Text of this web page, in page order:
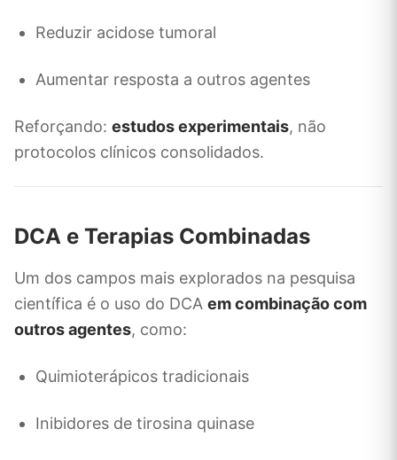
Reduzir acidose tumoral
Aumentar resposta a outros agentes
Reforçando: estudos experimentais, não
protocolos clínicos consolidados.
DCA e Terapias Combinadas
Um dos campos mais explorados na pesquisa
científica é o uso do DCA em combinação com
outros agentes, como:
Quimioterápicos tradicionais
Inibidores de tirosina quinase